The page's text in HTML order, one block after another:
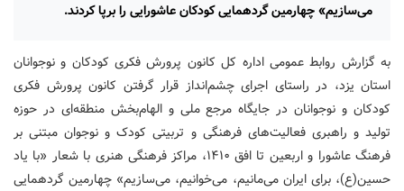
می‌سازیم» چهارمین گردهمایی کودکان عاشورایی را برپا کردند.
به گزارش روابط عمومی اداره کل کانون پرورش فکری کودکان و نوجوانان
استان یزد، در راستای اجرای چشم‌انداز قرار گرفتن کانون پرورش فکری
کودکان و نوجوانان در جایگاه مرجع ملی و الهام‌بخش منطقه‌ای در حوزه
تولید و راهبری فعالیت‌های فرهنگی و تربیتی کودک و نوجوان مبتنی بر
فرهنگ عاشورا و اربعین تا افق ۱۴۱۰، مراکز فرهنگی هنری با شعار «با یاد
حسین(ع)، برای ایران می‌مانیم، می‌خوانیم، می‌سازیم» چهارمین گردهمایی